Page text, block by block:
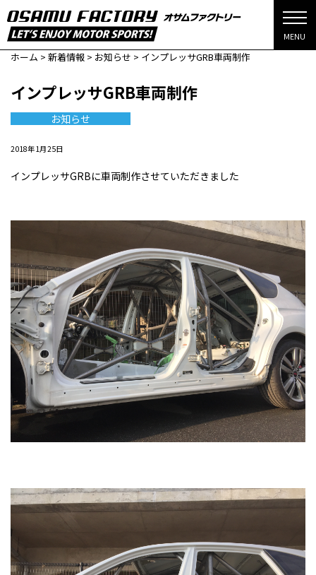
MENU
ホーム > 新着情報 > お知らせ > インプレッサGRB車両制作
インプレッサGRB車両制作
お知らせ
2018年1月25日
インプレッサGRBに車両制作させていただきました